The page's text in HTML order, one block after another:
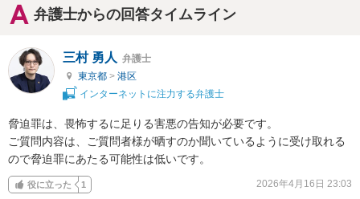
弁護士からの回答タイムライン
三村 勇人 弁護士
東京都 > 港区
インターネットに注力する弁護士
脅迫罪は、畏怖するに足りる害悪の告知が必要です。
ご質問内容は、ご質問者様が晒すのか聞いているように受け取れる
ので脅迫罪にあたる可能性は低いです。
役に立った 1 2026年4月16日 23:03